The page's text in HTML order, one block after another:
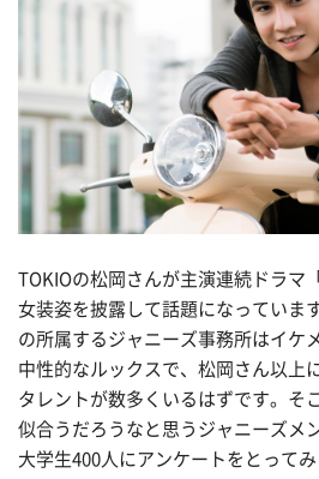
TOKIOの松岡さんが主演連続ドラマ
女装姿を披露して話題になっていま
の所属するジャニーズ事務所はイケ
中性的なルックスで、松岡さん以上
タレントが数多くいるはずです。 そ
似合うだろうなと思うジャニーズメ
大学生400人にアンケートをとってみ